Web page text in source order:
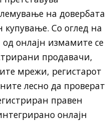
на довербата
купување. Со оглед на
онлајн измамите се
продавачи,
мрежи, регистарот
лесно да проверат
правен
онлајн